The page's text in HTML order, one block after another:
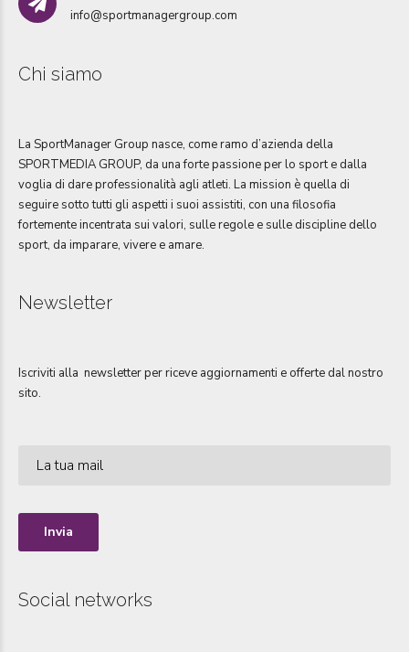
info@sportmanagergroup.com
Chi siamo
La SportManager Group nasce, come ramo d’azienda della
SPORTMEDIA GROUP, da una forte passione per lo sport e dalla
voglia di dare professionalità agli atleti. La mission è quella di
seguire sotto tutti gli aspetti i suoi assistiti, con una filosofia
fortemente incentrata sui valori, sulle regole e sulle discipline dello
sport, da imparare, vivere e amare.
Newsletter
Iscriviti alla newsletter per riceve aggiornamenti e offerte dal nostro
sito.
Social networks